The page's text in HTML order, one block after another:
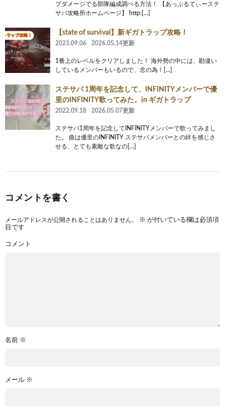
プダメージでる部隊編成調べる方法！ 【あっぷるてぃーステ
サバ攻略所ホームページ】 http:[…]
【state of survival】新ギガトラップ攻略！
2023.09.06 2026.05.14更新
1番上のレベルをクリアしました！ 海外勢の中には、勘違い
しているメンバーもいるので、念の為！[…]
ステサバ 1周年を記念して、INFINITYメンバーで優
里のINFINITY歌ってみた。in ギガトラップ
2022.09.18 2026.05.07更新
ステサバ1周年を記念してINFINITYメンバーで歌ってみまし
た。 曲は優里のINFINITY ステサバメンバーとの絆を感じさ
せる、とても素敵な歌なの[…]
コメントを書く
メールアドレスが公開されることはありません。 ※ が付いている欄は必須項
目です
コメント
名前 ※
メール ※